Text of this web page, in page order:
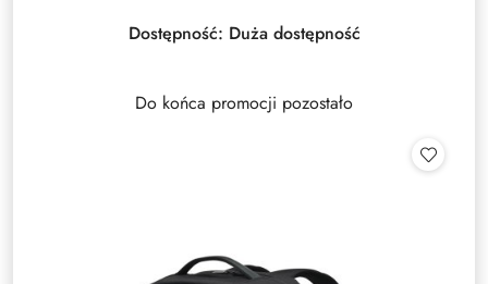
Dostępność: Duża dostępność
Do końca promocji pozostało